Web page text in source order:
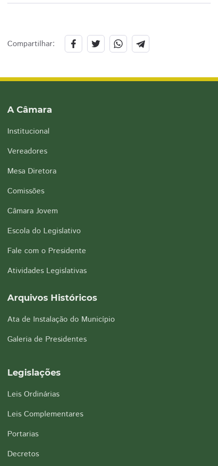
Compartilhar:
A Câmara
Institucional
Vereadores
Mesa Diretora
Comissões
Câmara Jovem
Escola do Legislativo
Fale com o Presidente
Atividades Legislativas
Arquivos Históricos
Ata de Instalação do Município
Galeria de Presidentes
Legislações
Leis Ordinárias
Leis Complementares
Portarias
Decretos